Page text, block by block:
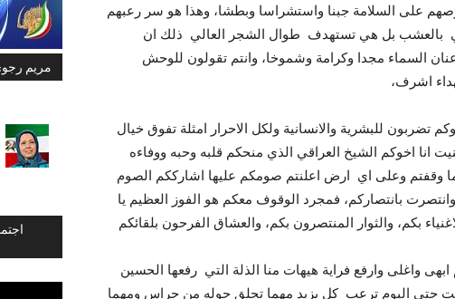
مريم
على السلامة جبنا واستشراسا وبطشا، وهذا هو سر رعبهم
بالعشب بل هي تستهدف طوال الشجر العالي ذلك ان
السماء مجدا وكرامة وشموخا، وانتم تقولون للوحش
اشرف،
للبشرية والانسانية ولكل الاحرار امثلة تفوق خيال
انا اخوكم الشيخ العراقي الذي منحكم قلبه وحبه ووفاءه
وقفتم وعلى اي ارض اعلنتم صومكم عليها اشارككم الصوم
بانتصاركم، فمجرد الوقوف معكم هو الفوز العظيم يا
بكم، والثوار المنتصرون بكم، والعشاق الفرحون بلقائكم
واغلى وارفع فراية هيهات منا الذلة التي رفعها الحسين
زالت حتى اليوم ترعب كل يزيد مهما تحلق حوله من حراس ومهما